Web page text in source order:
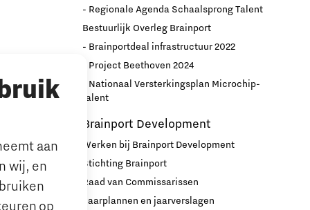
aan
wij, en
op
ouders
- Regionale Agenda Schaalsprong Talent
Bestuurlijk Overleg Brainport
- Brainportdeal infrastructuur 2022
- Project Beethoven 2024
- Nationaal Versterkingsplan Microchip-
talent
Brainport Development
Werken bij Brainport Development
Stichting Brainport
Raad van Commissarissen
Jaarplannen en jaarverslagen